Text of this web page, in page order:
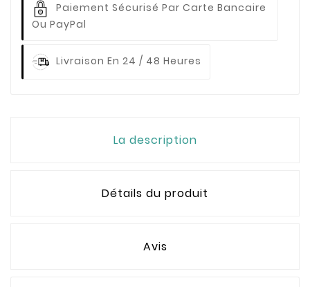
Paiement Sécurisé Par Carte Bancaire
Ou PayPal
Livraison En 24 / 48 Heures
La description
Détails du produit
Avis